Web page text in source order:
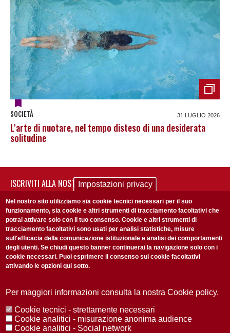
SOCIETÀ 31 LUGLIO 2026
L'arte di nuotare, nel tempo disteso di una desiderata
solitudine
ISCRIVITI ALLA NOSTRA NEWSLETTER
non perderti gli aggiornamenti della nostra newsletter
ISCRIVITI
Redazione Copyright Privacy
Area stampa
Impostazioni privacy
Nel nostro sito utilizziamo sia cookie tecnici necessari per il suo
funzionamento, sia cookie e altri strumenti di tracciamento facoltativi che
potrai attivare solo con il tuo consenso. Cookie e altri strumenti di
tracciamento facoltativi sono usati per analisi statistiche, misure
sull'efficacia della comunicazione istituzionale e analisi dei comportamenti
degli utenti. Se chiudi questo banner continuerai la navigazione solo con i
cookie necessari. Puoi esprimere il consenso sui cookie facoltativi
attivando le opzioni qui sotto.
Per maggiori informazioni consulta la nostra Cookie policy.
Cookie tecnici - strettamente necessari
Cookie analitici - misurazione anonima audience
Cookie analitici - Social network